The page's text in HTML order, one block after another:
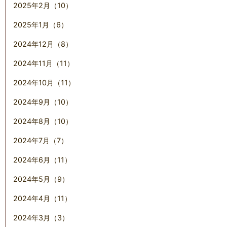
2025年2月（10）
2025年1月（6）
2024年12月（8）
2024年11月（11）
2024年10月（11）
2024年9月（10）
2024年8月（10）
2024年7月（7）
2024年6月（11）
2024年5月（9）
2024年4月（11）
2024年3月（3）